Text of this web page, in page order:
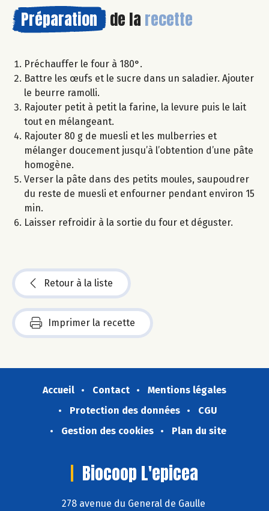
Préparation de la recette
Préchauffer le four à 180°.
Battre les œufs et le sucre dans un saladier. Ajouter
le beurre ramolli.
Rajouter petit à petit la farine, la levure puis le lait
tout en mélangeant.
Rajouter 80 g de muesli et les mulberries et
mélanger doucement jusqu’à l’obtention d’une pâte
homogène.
Verser la pâte dans des petits moules, saupoudrer
du reste de muesli et enfourner pendant environ 15
min.
Laisser refroidir à la sortie du four et déguster.
Retour à la liste
Imprimer la recette
Accueil Contact
Mentions légales
Protection des données
CGU
Gestion des cookies
Plan du site
Biocoop L'epicea
278 avenue du General de Gaulle